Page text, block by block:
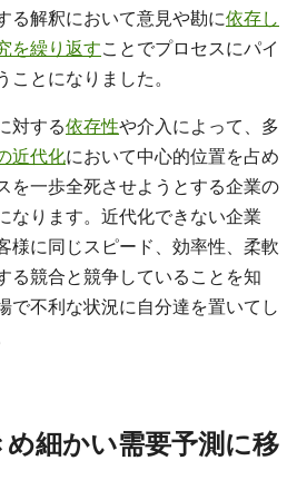
る解釈において意見や勘に依存し
を繰り返すことでプロセスにパイ
とになりました。
対する依存性や介入によって、多
近代化において中心的位置を占め
を一歩全死させようとする企業の
なります。近代化できない企業
様に同じスピード、効率性、柔軟
る競合と競争していることを知
で不利な状況に自分達を置いてし
細かい需要予測に移